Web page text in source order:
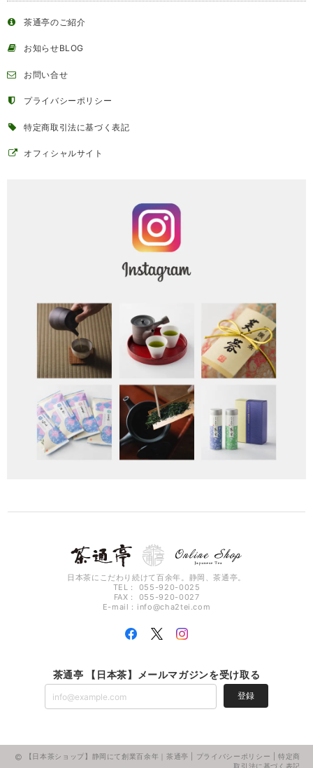
茶通亭のご紹介
お知らせBLOG
お問い合せ
プライバシーポリシー
特定商取引法に基づく表記
オフィシャルサイト
日本茶にこだわり続けて百余年。静岡、茶通亭。
TEL： 055-920-0025
FAX： 055-920-0027
E-mail： info@cha2tei.com
茶通亭 【日本茶】メールマガジンを受け取る
登録
【日本茶ショップ】静岡にて創業百余年｜茶通亭 | プライバシーポリシー |特定商
取引法に基づく表記